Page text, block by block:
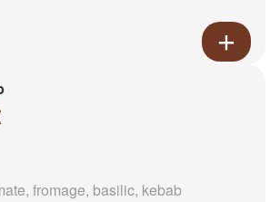
fromage, basilic, kebab